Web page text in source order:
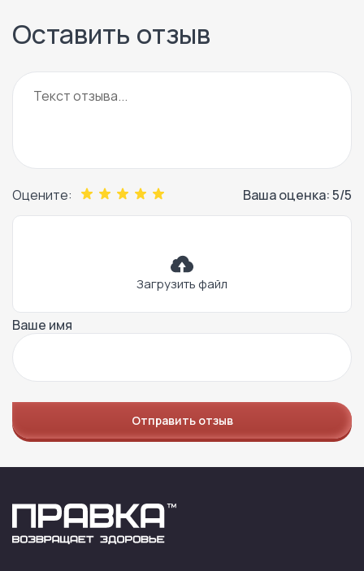
Оставить отзыв
Оцените: Ваша оценка:5/5
Загрузить файл
Ваше имя
Отправить отзыв